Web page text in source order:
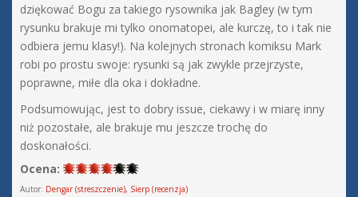
dziękować Bogu za takiego rysownika jak Bagley (w tym
rysunku brakuje mi tylko onomatopei, ale kurczę, to i tak nie
odbiera jemu klasy!). Na kolejnych stronach komiksu Mark
robi po prostu swoje: rysunki są jak zwykle przejrzyste,
poprawne, miłe dla oka i dokładne.
Podsumowując, jest to dobry issue, ciekawy i w miarę inny
niż pozostałe, ale brakuje mu jeszcze trochę do
doskonałości.
Ocena:
Autor: Dengar (streszczenie), Sierp (recenzja)